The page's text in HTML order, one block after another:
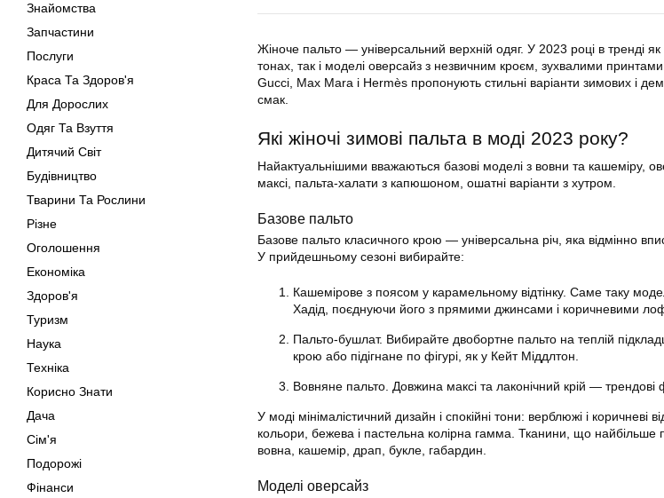
Знайомства
Запчастини
Послуги
Краса Та Здоров'я
Для Дорослих
Одяг Та Взуття
Дитячий Світ
Будівництво
Тварини Та Рослини
Різне
Оголошення
Економіка
Здоров'я
Туризм
Наука
Техніка
Корисно Знати
Дача
Сім'я
Подорожі
Фінанси
Жіноче пальто — універсальний верхній одяг. У 2023 році в тренді як
тонах, так і моделі оверсайз з незвичним кроєм, зухвалими принтами
Gucci, Max Mara і Hermès пропонують стильні варіанти зимових і
смак.
Які жіночі зимові пальта в моді 2023 року?
Найактуальнішими вважаються базові моделі з вовни та кашеміру,
максі, пальта-халати з капюшоном, ошатні варіанти з хутром.
Базове пальто
Базове пальто класичного крою — універсальна річ, яка відмінно
У прийдешньому сезоні вибирайте:
Кашемірове з поясом у карамельному відтінку. Саме таку
Хадід, поєднуючи його з прямими джинсами і коричневими
Пальто-бушлат. Вибирайте двобортне пальто на теплій
крою або підігнане по фігурі, як у Кейт Міддлтон.
Вовняне пальто. Довжина максі та лаконічний крій — трендові
У моді мінімалістичний дизайн і спокійні тони: верблюжі і коричневі
кольори, бежева і пастельна колірна гамма. Тканини, що найбільше
вовна, кашемір, драп, букле, габардин.
Моделі оверсайз